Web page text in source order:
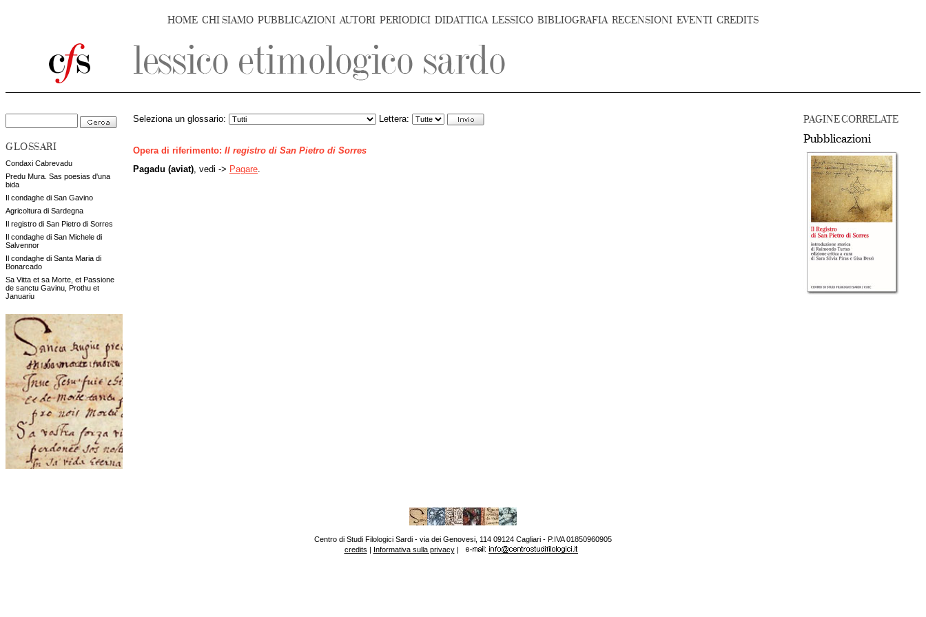
HOME CHI SIAMO PUBBLICAZIONI AUTORI PERIODICI DIDATTICA LESSICO BIBLIOGRAFIA RECENSIONI EVENTI CREDITS
GLOSSARI
Condaxi Cabrevadu
Predu Mura. Sas poesias d'una
bida
Il condaghe di San Gavino
Agricoltura di Sardegna
Il registro di San Pietro di Sorres
Il condaghe di San Michele di
Salvennor
Il condaghe di Santa Maria di
Bonarcado
Sa Vitta et sa Morte, et Passione
de sanctu Gavinu, Prothu et
Januariu
PAGINE CORRELATE
Pubblicazioni
Seleziona un glossario: Lettera:
Opera di riferimento: Il registro di San Pietro di Sorres
Pagadu (aviat) , vedi -> Pagare
Centro di Studi Filologici Sardi - via dei Genovesi, 114 09124 Cagliari - P.IVA 01850960905
credits | Informativa sulla privacy|